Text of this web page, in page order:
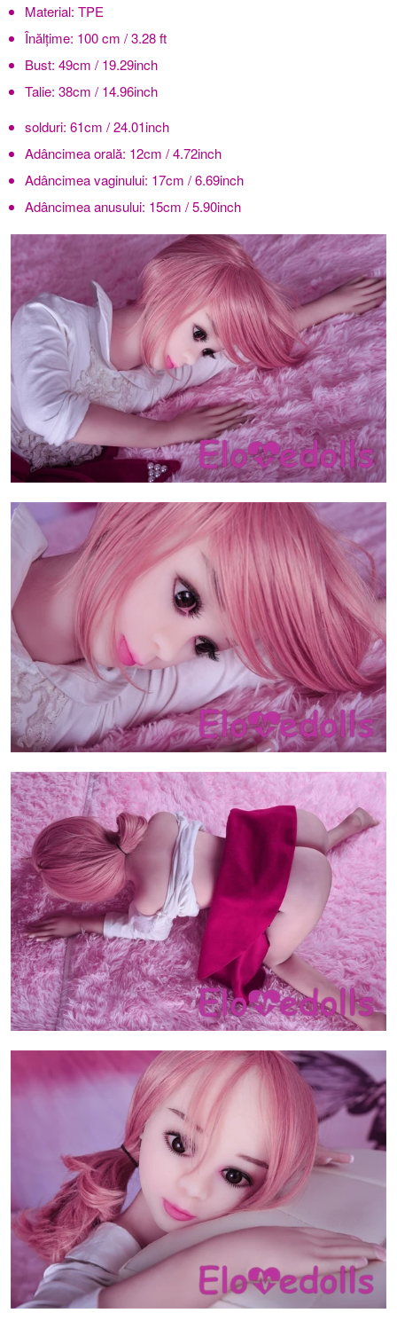
Material: TPE
Înălţime: 100 cm / 3.28 ft
Bust: 49cm / 19.29inch
Talie: 38cm / 14.96inch
solduri: 61cm / 24.01inch
Adâncimea orală: 12cm / 4.72inch
Adâncimea vaginului: 17cm / 6.69inch
Adâncimea anusului: 15cm / 5.90inch